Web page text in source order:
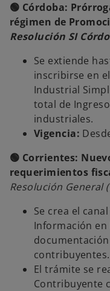
🟢 Córdoba:
régimen de
Resolución SI
Se extiende
inscribirse en
Industrial
total de
industriales.
Vigencia:
🟢 Corrientes:
requerimientos
Resolución General
Se crea el
Información en
contribuyentes.
El trámite se
Contribuyente